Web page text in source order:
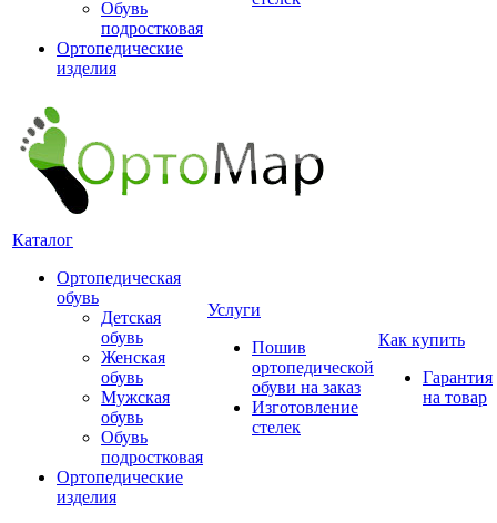
Обувь
подростковая
Ортопедические
изделия
Каталог
Ортопедическая
обувь
Детская
обувь
Женская
обувь
Мужская
обувь
Обувь
подростковая
Ортопедические
изделия
Услуги
Пошив
ортопедической
обуви на заказ
Изготовление
стелек
Как купить
Гарантия
на товар